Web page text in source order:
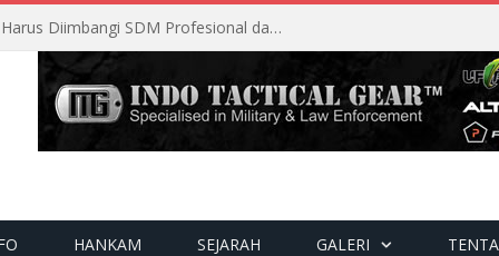
Modernisasi Alutsista TNI AU Harus Diimbangi SDM Profesional dan Berkualitas
HANKAM SEJARAH GALERI